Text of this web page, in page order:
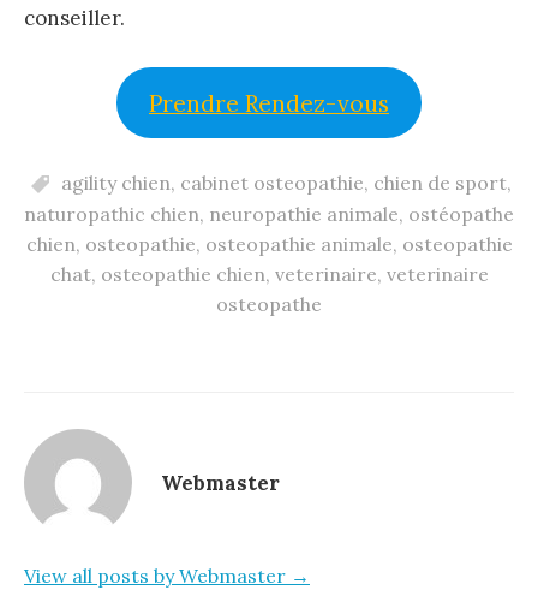
conseiller.
Prendre Rendez-vous
agility chien, cabinet osteopathie, chien de sport,
naturopathic chien, neuropathie animale, ostéopathe
chien, osteopathie, osteopathie animale, osteopathie
chat, osteopathie chien, veterinaire, veterinaire
osteopathe
Webmaster
View all posts by Webmaster →